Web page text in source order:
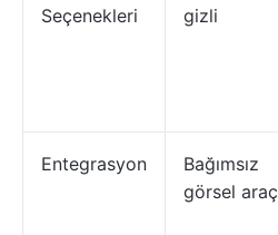
Seçenekleri
gizli
Entegrasyon
Bağımsız
görsel araç